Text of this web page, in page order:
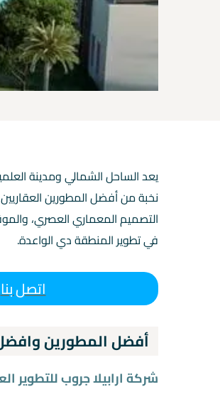
يعد الساحل الشمالي ومدينة
نخبة من أفضل المطورين
التصميم المعماري العصري،
في تطوير المنطقة دي الواعدة.
اتصل بنا
أفضل المطورين
شركة ارابيلا جروب للتطوير